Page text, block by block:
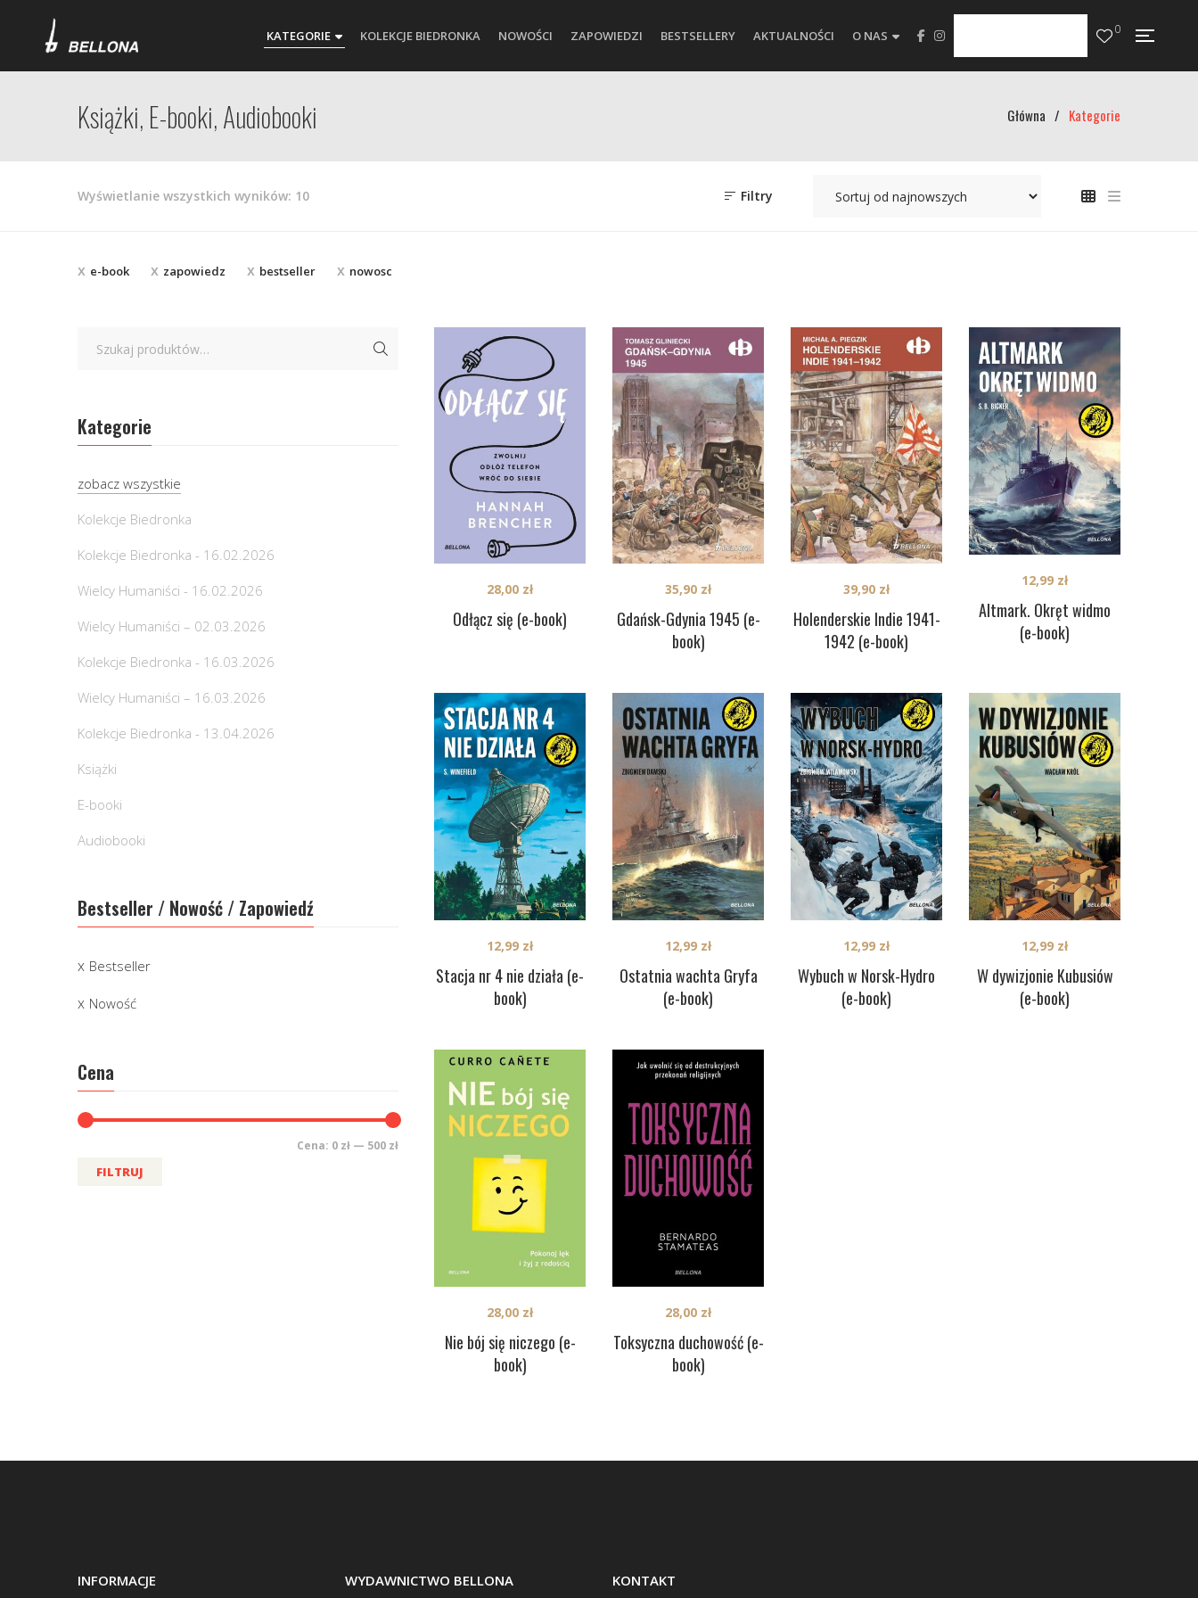
KATEGORIE KOLEKCJE BIEDRONKA NOWOŚCI ZAPOWIEDZI BESTSELLERY AKTUALNOŚCI O NAS 0
Książki, E-booki, Audiobooki Główna / Kategorie
Wyświetlanie wszystkich wyników: 10Posortowane
Filtry
e-book zapowiedz bestseller nowosc
Odłącz się (e-book)
28,00 zł
Gdańsk-Gdynia 1945 (e-
book)
35,90 zł
Holenderskie Indie 1941-
1942 (e-book)
39,90 zł
Altmark. Okręt widmo
(e-book)
12,99 zł
Stacja nr 4 nie działa (e-
book)
12,99 zł
Ostatnia wachta Gryfa
(e-book)
12,99 zł
Wybuch w Norsk-Hydro
(e-book)
12,99 zł
W dywizjonie Kubusiów
(e-book)
12,99 zł
Nie bój się niczego (e-
book)
28,00 zł
Toksyczna duchowość (e-
book)
28,00 zł
Kategorie
zobacz wszystkie
Kolekcje Biedronka
Kolekcje Biedronka - 16.02.2026
Wielcy Humaniści - 16.02.2026
Wielcy Humaniści – 02.03.2026
Kolekcje Biedronka - 16.03.2026
Wielcy Humaniści – 16.03.2026
Kolekcje Biedronka - 13.04.2026
Książki
E-booki
Audiobooki
Bestseller / Nowość / Zapowiedź
Bestseller
Nowość
Cena
FILTRUJ
Cena: 0 zł — 500 zł
INFORMACJE WYDAWNICTWO BELLONA KONTAKT